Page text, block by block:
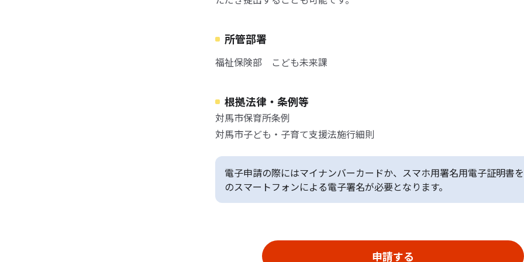
所管部署
福祉保険部 こども未来課
根拠法律・条例等
対馬市保育所条例
対馬市子ども・子育て支援法施行細則
電子申請の際にはマイナンバーカードか、スマホ用署名用電子証明書
のスマートフォンによる電子署名が必要となります。